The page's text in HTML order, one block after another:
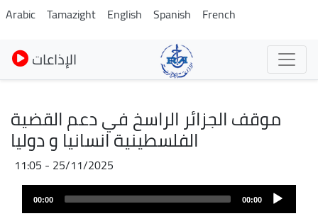
Skip
to
main
content
Arabic Tamazight English Spanish French
الإذاعات
موقف الجزائر الراسخ في دعم القضية
الفلسطينية انسانيا و دوليا
25/11/2025 - 11:05
Fichier
audio
00:00
00:00